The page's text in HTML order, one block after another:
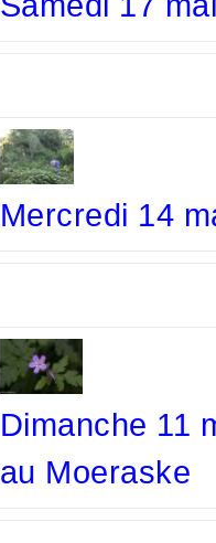
Mercredi 14
Dimanche 11
au Moeraske